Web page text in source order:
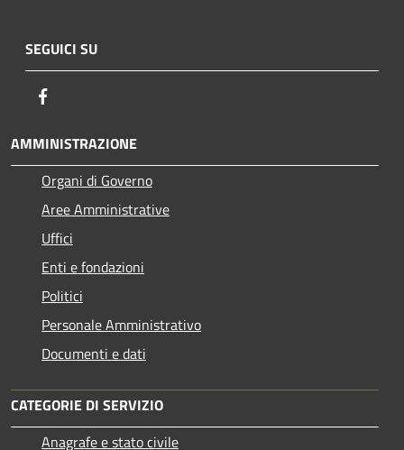
SEGUICI SU
AMMINISTRAZIONE
Organi di Governo
Aree Amministrative
Uffici
Enti e fondazioni
Politici
Personale Amministrativo
Documenti e dati
CATEGORIE DI SERVIZIO
Anagrafe e stato civile